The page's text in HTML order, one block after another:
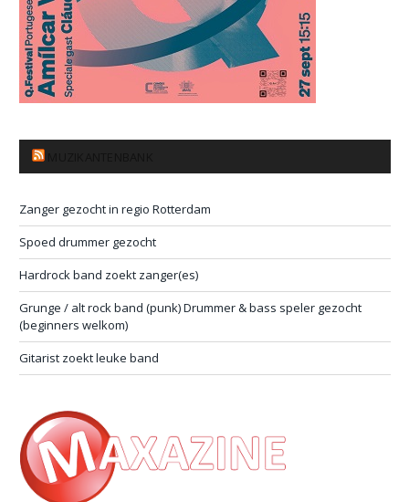
Zanger gezocht in regio Rotterdam
Spoed drummer gezocht
Hardrock band zoekt zanger(es)
Grunge / alt rock band (punk) Drummer & bass speler gezocht
(beginners welkom)
Gitarist zoekt leuke band